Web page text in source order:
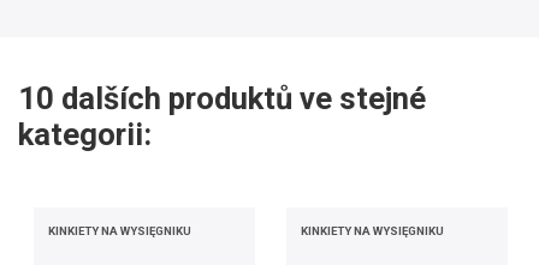
10 dalších produktů ve stejné
kategorii:
KINKIETY NA WYSIĘGNIKU KINKIETY NA WYSIĘGNIKU